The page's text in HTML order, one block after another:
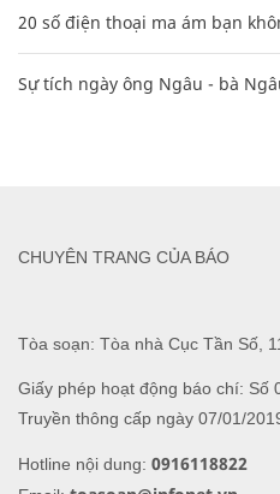
20 số điện thoại ma ám bạn
Sự tích ngày ông Ngâu - bà
Tòa soạn: Tòa nhà Cục Tần Số,
Giấy phép hoạt động báo chí: Số
Truyền thông cấp ngày 07/01/
Hotline nội dung: 0916118822
CHUYÊN TRANG CỦA BÁO